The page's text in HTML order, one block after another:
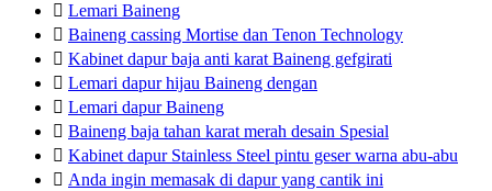
 Lemari Baineng
 Baineng cassing Mortise dan Tenon Technology
 Kabinet dapur baja anti karat Baineng gefgirati
 Lemari dapur hijau Baineng dengan
 Lemari dapur Baineng
 Baineng baja tahan karat merah desain Spesial
 Kabinet dapur Stainless Steel pintu geser warna abu-abu
 Anda ingin memasak di dapur yang cantik ini